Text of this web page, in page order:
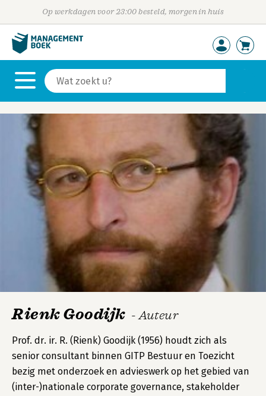
Op werkdagen voor 23:00 besteld, morgen in huis
Rienk Goodijk - Auteur
Prof. dr. ir. R. (Rienk) Goodijk (1956) houdt zich als
senior consultant binnen GITP Bestuur en Toezicht
bezig met onderzoek en advieswerk op het gebied van
(inter-)nationale corporate governance, stakeholder